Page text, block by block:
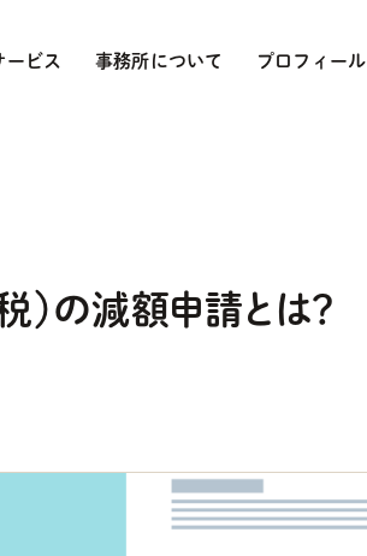
ービス 事務所について プロフィール
の減額申請とは？